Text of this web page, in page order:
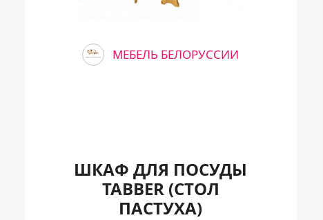
МЕБЕЛЬ БЕЛОРУССИИ
ШКАФ ДЛЯ ПОСУДЫ
TABBER (CТОЛ
ПАСТУХА)